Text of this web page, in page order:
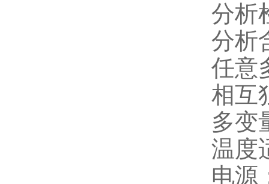
分析
分析
任意
相互
多变
温度
电源